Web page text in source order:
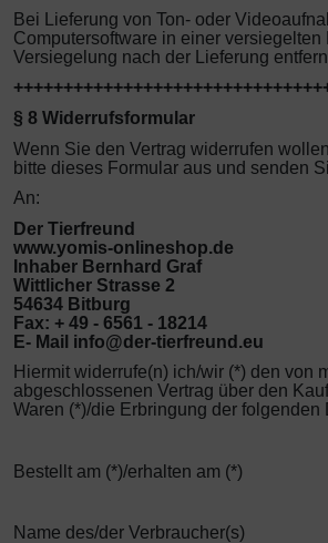
Bei Lieferung von Ton- oder
Computersoftware in einer versiegelten
Versiegelung nach der Lieferung
§ 8 Widerrufsformular
Wenn Sie den Vertrag widerrufen
bitte dieses Formular aus und senden
An:
Der Tierfreund
www.yomis-onlineshop.de
Inhaber Bernhard Graf
Wittlicher Strasse 2
54634 Bitburg
Fax: + 49 - 6561 - 18214
E- Mail info@der-tierfreund.eu
Hiermit widerrufe(n) ich/wir (*) den von
abgeschlossenen Vertrag über den
Waren (*)/die Erbringung der folgenden
Bestellt am (*)/erhalten am (*)
Name des/der Verbraucher(s)